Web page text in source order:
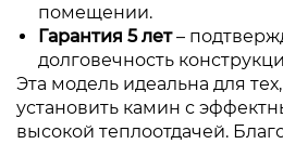
помещении.
Гарантия 5 лет–
долговечность
Эта модель идеальна для
установить камин с
высокой теплоотдачей.